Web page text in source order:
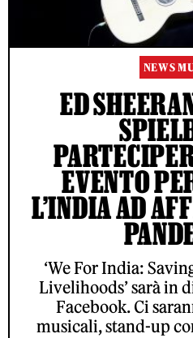
NEWS
ED
EVENTO
L’INDIA AD
‘We For India:
Livelihoods’ sarà in
Facebook. Ci
musicali, stand-up